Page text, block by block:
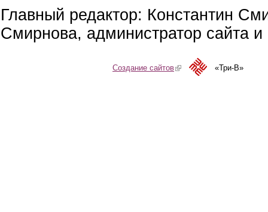
Главный редактор: Константин
Смирнова, администратор сайта
Создание сайтов(link is external)«Три-В»